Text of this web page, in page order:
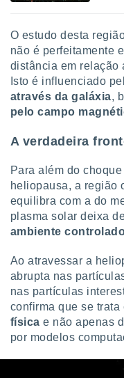
estudos
e
de
1199
O estudo desta
não é perfeitamente
distância em relação
Isto é influenciado
através da galáxia,
pelo campo
A verdadeira
Para além do
heliopausa, a região
equilibra com a do
plasma solar deixa
ambiente
Ao atravessar a
abrupta nas
nas partículas
confirma que se trata
física e não apenas
por modelos